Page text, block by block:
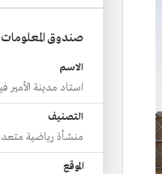
صندوق المعلومات
الاسم
استاد مدينة الأمير
التصنيف
منشأة رياضية
الموقع